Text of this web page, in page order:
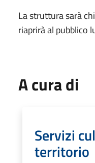
La struttura sarà
riaprirà al pubblico
A cura di
Servizi
territorio